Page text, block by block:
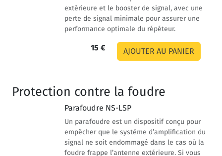
extérieure et le booster de signal, avec une
perte de signal minimale pour assurer une
performance optimale du répéteur.
15 €
Protection contre la foudre
Parafoudre NS-LSP
Un parafoudre est un dispositif conçu pour
empêcher que le système d’amplification du
signal ne soit endommagé dans le cas où la
foudre frappe l’antenne extérieure. Si vous